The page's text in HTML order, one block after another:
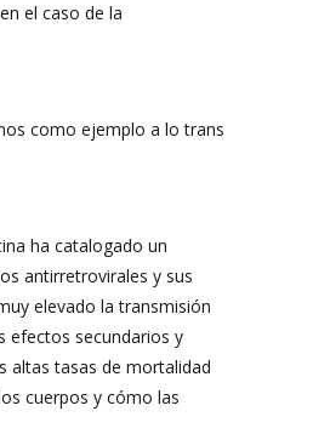
el caso de la
como ejemplo a lo trans
ha catalogado un
antirretrovirales y sus
elevado la transmisión
efectos secundarios y
altas tasas de mortalidad
cuerpos y cómo las